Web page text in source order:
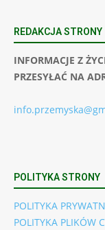
REDAKCJA STRONY
INFORMACJE Z
PRZESYŁAĆ NA
POLITYKA STRONY
POLITYKA
POLITYKA PLIKÓW